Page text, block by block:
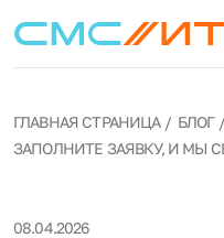
ГЛАВНАЯ СТРАНИЦА
БЛОГ
ЗАПОЛНИТЕ ЗАЯВКУ, И МЫ
08.04.2026